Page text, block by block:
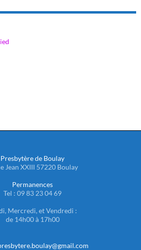
Presbytère de Boulay
Jean XXIII 57220 Boulay
Permanences
Tel : 09 83 23 04 69
Mercredi, et Vendredi :
de 14h00 à 17h00